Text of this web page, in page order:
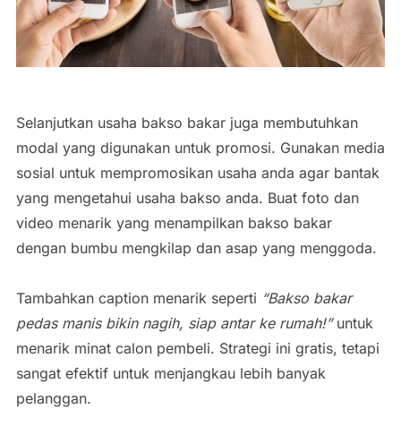
Selanjutkan usaha bakso bakar juga membutuhkan
modal yang digunakan untuk promosi. Gunakan media
sosial untuk mempromosikan usaha anda agar bantak
yang mengetahui usaha bakso anda. Buat foto dan
video menarik yang menampilkan bakso bakar
dengan bumbu mengkilap dan asap yang menggoda.
Tambahkan caption menarik seperti “Bakso bakar
pedas manis bikin nagih, siap antar ke rumah!”untuk
menarik minat calon pembeli. Strategi ini gratis, tetapi
sangat efektif untuk menjangkau lebih banyak
pelanggan.